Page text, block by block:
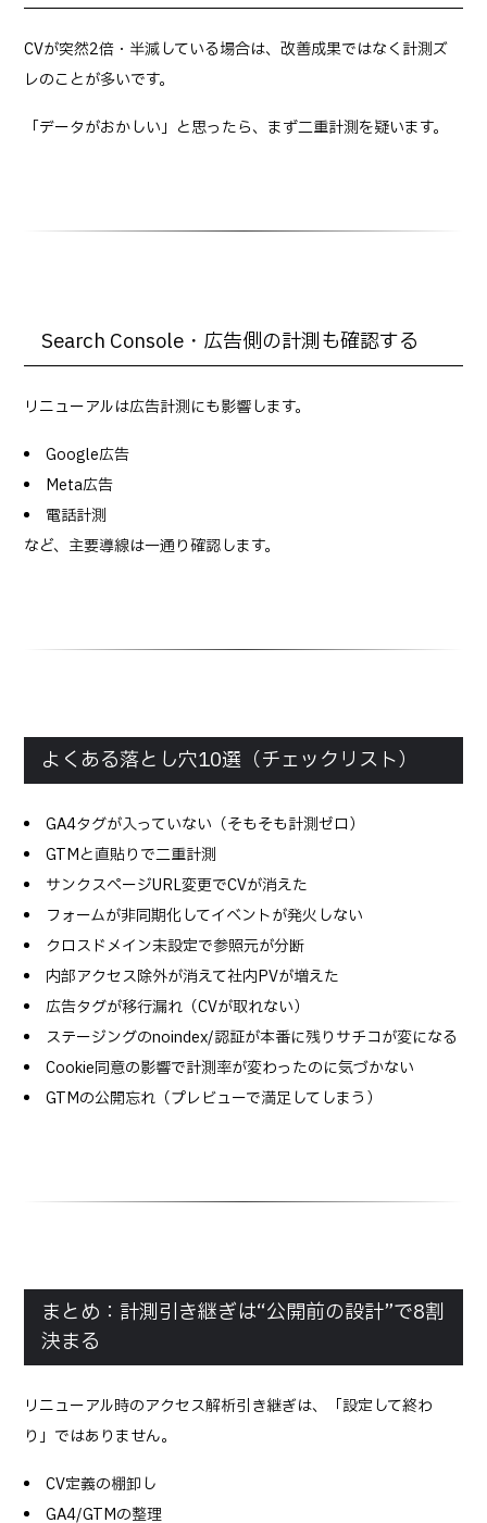
CVが突然2倍・半減している場合は、改善成果ではなく計測ズ
レのことが多いです。
「データがおかしい」と思ったら、まず二重計測を疑います。
Search Console・広告側の計測も確認する
リニューアルは広告計測にも影響します。
Google広告
Meta広告
電話計測
など、主要導線は一通り確認します。
よくある落とし穴10選（チェックリスト）
GA4タグが入っていない（そもそも計測ゼロ）
GTMと直貼りで二重計測
サンクスページURL変更でCVが消えた
フォームが非同期化してイベントが発火しない
クロスドメイン未設定で参照元が分断
内部アクセス除外が消えて社内PVが増えた
広告タグが移行漏れ（CVが取れない）
ステージングのnoindex/認証が本番に残りサチコが変になる
Cookie同意の影響で計測率が変わったのに気づかない
GTMの公開忘れ（プレビューで満足してしまう）
まとめ：計測引き継ぎは“公開前の設計”で8割
決まる
リニューアル時のアクセス解析引き継ぎは、「設定して終わ
り」ではありません。
CV定義の棚卸し
GA4/GTMの整理